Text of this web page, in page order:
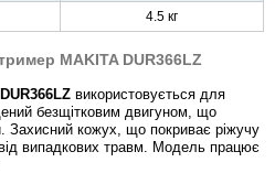
4.5 кг
MAKITA DUR366LZ
використовується для
безщітковим двигуном, що
Захисний кожух, що покриває ріжучу
від випадкових травм. Модель працює